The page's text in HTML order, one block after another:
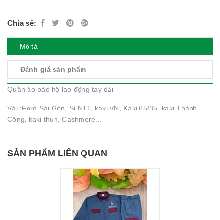
Chia sẻ:
Mô tả
Đánh giá sản phẩm
Quần áo bảo hộ lao động tay dài
Vải :Ford Sài Gòn, Si NTT, kaki VN, Kaki 65/35, kaki Thành
Công, kaki thun, Cashmere...
SẢN PHẨM LIÊN QUAN